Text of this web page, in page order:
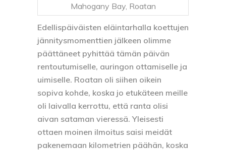
Mahogany Bay, Roatan
Edellispäiväisten eläintarhalla koettujen
jännitysmomenttien jälkeen olimme
päättäneet pyhittää tämän päivän
rentoutumiselle, auringon ottamiselle ja
uimiselle. Roatan oli siihen oikein
sopiva kohde, koska jo etukäteen meille
oli laivalla kerrottu, että ranta olisi
aivan sataman vieressä. Yleisesti
ottaen moinen ilmoitus saisi meidät
pakenemaan kilometrien päähän, koska